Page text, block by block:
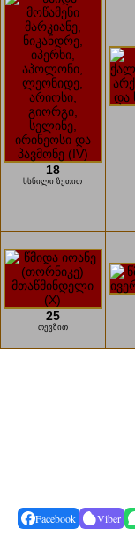
18
ხსნილი ზეთით
25
თევზით
Facebook Viber